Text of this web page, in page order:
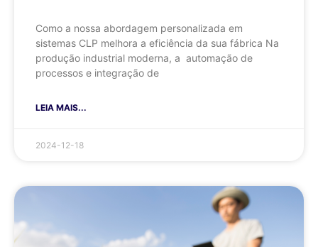
Como a nossa abordagem personalizada em
sistemas CLP melhora a eficiência da sua fábrica Na
produção industrial moderna, a automação de
processos e integração de
LEIA MAIS...
2024-12-18